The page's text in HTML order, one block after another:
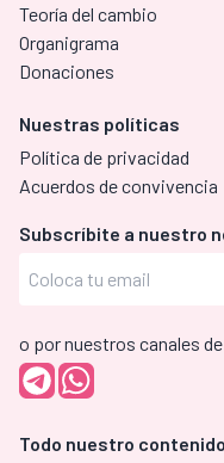
Teoría del cambio
Organigrama
Donaciones
Nuestras políticas
Política de privacidad
Acuerdos de convivencia
Subscríbite a nuestro
o por nuestros canales
Todo nuestro